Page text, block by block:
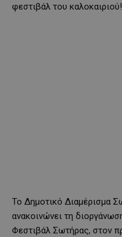
φεστιβάλ του καλοκαιριού!
Το Δημοτικό Διαμέρισμα
ανακοινώνει τη
Φεστιβάλ Σωτήρας, στον